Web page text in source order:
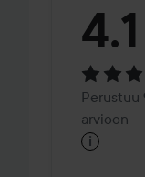
4.1
90
4.1
Perustuu
arvioon
i